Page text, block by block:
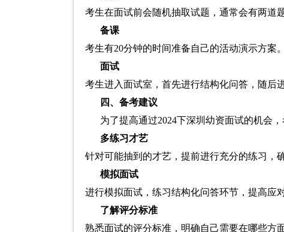
考生在面试前会随机抽取试题，通常会有两道
备课
考生有20分钟的时间准备自己的活动演示方案。
面试
考生进入面试室，首先进行结构化问答，随后
四、备考建议
为了提高通过2024下深圳幼资面试的机会
多练习才艺
针对可能抽到的才艺，提前进行充分的练习，
模拟面试
进行模拟面试，练习结构化问答环节，提高应
了解评分标准
熟悉面试的评分标准，明确自己需要在哪些方